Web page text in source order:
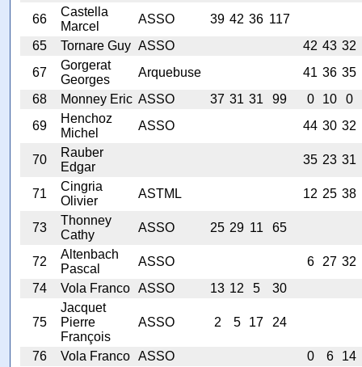
66
Castella
Marcel
ASSO 39 42 36 117
65
Tornare Guy ASSO 42 43 32
67
Gorgerat
Georges
Arquebuse 41 36 35
68
Monney Eric ASSO 37 31 31 99 0 10
0
69
Henchoz
Michel
ASSO 44 30 32
70
Rauber
Edgar
35 23 31
71
Cingria
Olivier
ASTML 12 25 38
73
Thonney
Cathy
ASSO 25 29 11 65
72
Altenbach
Pascal
ASSO 6 27 32
74
Vola Franco ASSO 13 12 5 30
75
Jacquet
Pierre
François
ASSO 2 5 17 24
76 Vola Franco ASSO 0 6
14